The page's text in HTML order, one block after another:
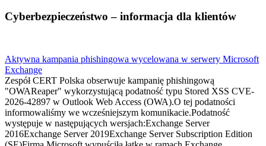
Cyberbezpieczeństwo – informacja dla klientów
Aktywna kampania phishingowa wycelowana w serwery Microsoft
Exchange
Zespół CERT Polska obserwuje kampanię phishingową
"OWAReaper" wykorzystującą podatność typu Stored XSS CVE-
2026-42897 w Outlook Web Access (OWA).O tej podatności
informowaliśmy we wcześniejszym komunikacie.Podatność
występuje w następujących wersjach:Exchange Server
2016Exchange Server 2019Exchange Server Subscription Edition